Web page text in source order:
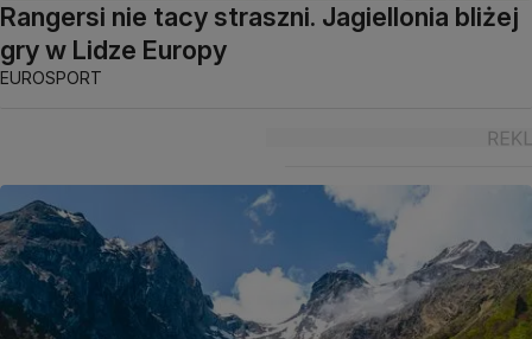
Rangersi nie tacy straszni. Jagiellonia bliżej
gry w Lidze Europy
EUROSPORT